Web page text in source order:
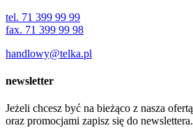
tel. 71 399 99 99
fax. 71 399 99 98
handlowy@telka.pl
newsletter
Jeżeli chcesz być na bieżąco z nasza ofertą
oraz promocjami zapisz się do newslettera.